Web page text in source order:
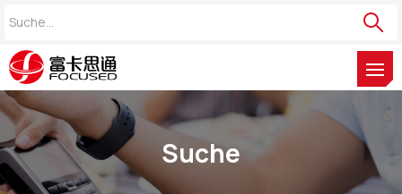
Suche